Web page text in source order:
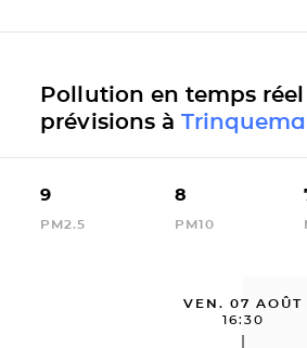
Pollution en temps
prévisions à
9
PM2.5
8
PM10
VEN. 07 AOÛT
16:30